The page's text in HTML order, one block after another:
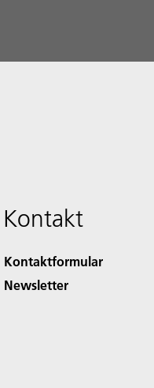
Kontakt
Kontaktformular
Newsletter